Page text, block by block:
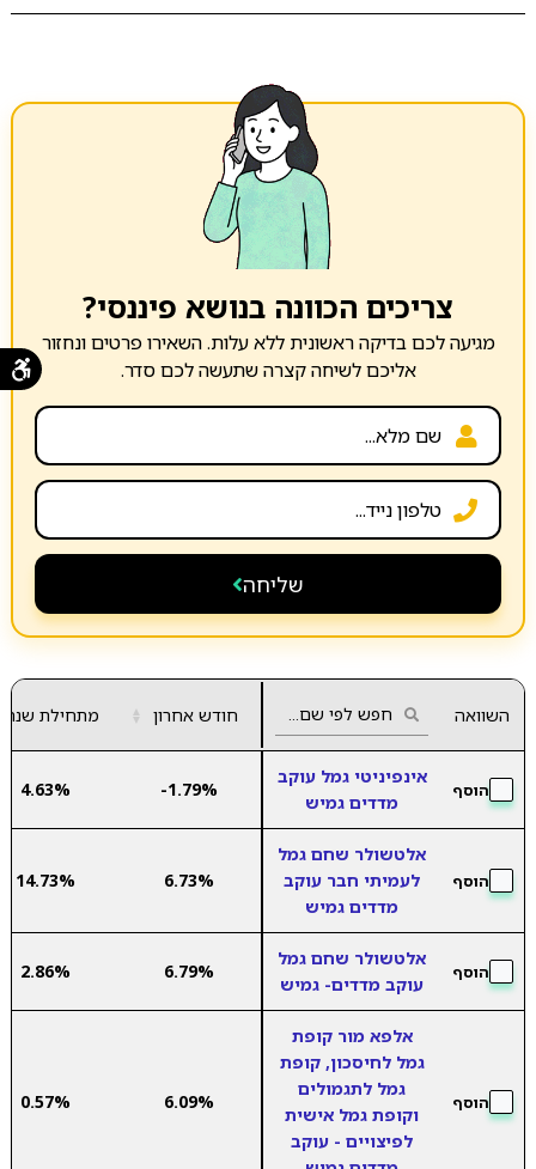
צריכים הכוונה בנושא פיננסי?
מגיעה לכם בדיקה ראשונית ללא עלות. השאירו פרטים ונחזור
אליכם לשיחה קצרה שתעשה לכם סדר.
שליחה
השוואה חודש אחרון ▲
▼ מתחילת שנה
הוסף
אינפיניטי גמל עוקב
מדדים גמיש
-1.79%
4.63%
הוסף
אלטשולר שחם גמל
לעמיתי חבר עוקב
מדדים גמיש
6.73%
14.73%
הוסף
אלטשולר שחם גמל
עוקב מדדים- גמיש
6.79%
2.86%
הוסף
אלפא מור קופת
גמל לחיסכון, קופת
גמל לתגמולים
וקופת גמל אישית
לפיצויים - עוקב
6.09%
0.57%